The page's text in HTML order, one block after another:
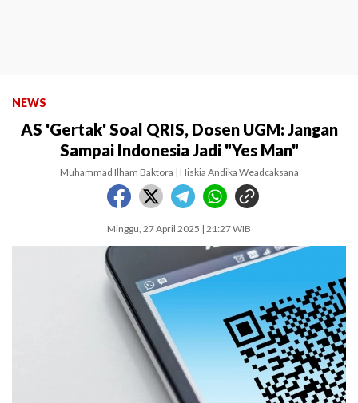
NEWS
AS 'Gertak' Soal QRIS, Dosen UGM: Jangan
Sampai Indonesia Jadi "Yes Man"
Muhammad Ilham Baktora | Hiskia Andika Weadcaksana
Minggu, 27 April 2025 | 21:27 WIB